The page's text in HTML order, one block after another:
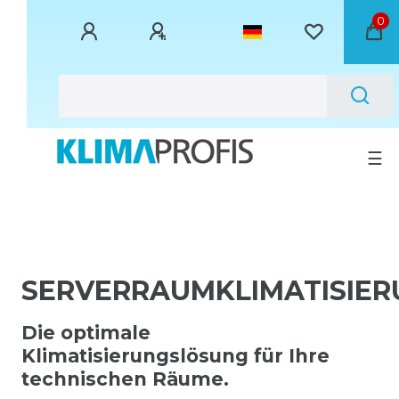
0
☰
Die optimale
Klimatisierungslösung für Ihre
technischen Räume.